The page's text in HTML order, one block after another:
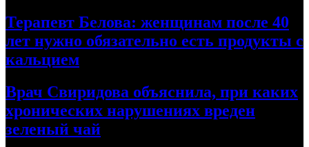
Терапевт Белова: женщинам после 40
лет нужно обязательно есть продукты с
кальцием
Врач Свиридова объяснила, при каких
хронических нарушениях вреден
зеленый чай